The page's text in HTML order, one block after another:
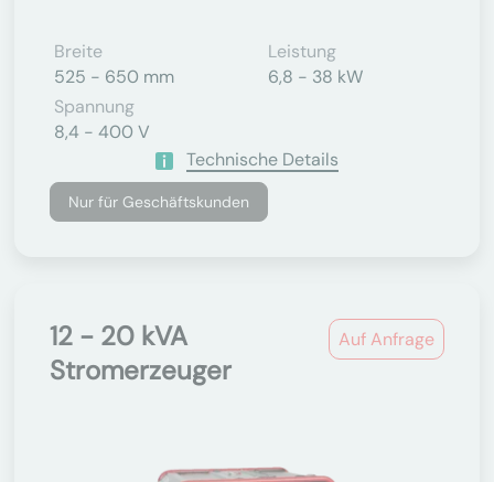
Breite
525 - 650 mm
Leistung
6,8 - 38 kW
Spannung
8,4 - 400 V
Technische Details
Nur für Geschäftskunden
Auf Anfrage
12 - 20 kVA
Stromerzeuger